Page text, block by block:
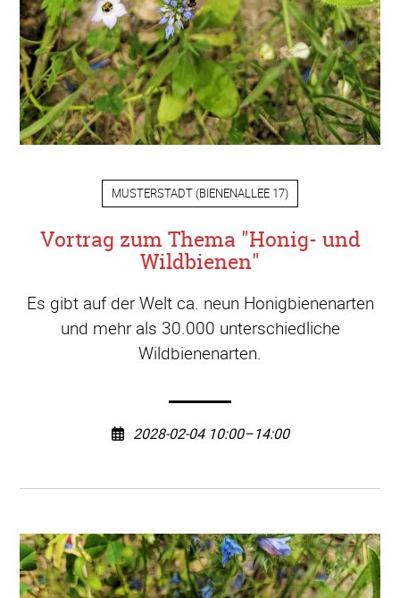
MUSTERSTADT (BIENENALLEE 17)
Vortrag zum Thema "Honig- und
Wildbienen"
Es gibt auf der Welt ca. neun Honigbienenarten
und mehr als 30.000 unterschiedliche
Wildbienenarten.
2028-02-04 10:00–14:00